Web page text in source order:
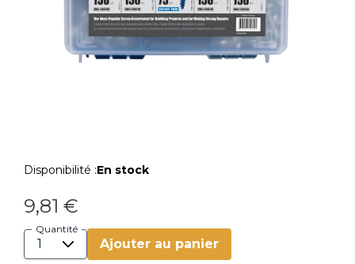
Disponibilité :En stock
9,81 €
Quantité
Ajouter au panier